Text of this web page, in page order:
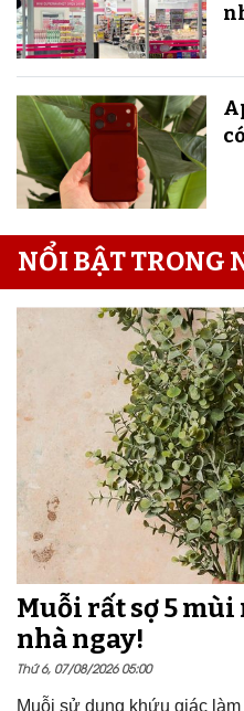
NỔI BẬT TRONG
Muỗi rất sợ 5
nhà ngay!
Thứ 6, 07/08/2026 05:00
Muỗi sử dụng khứu giác